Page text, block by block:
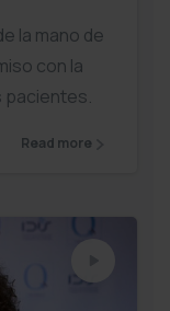
la mano de
con la
pacientes.
Read more